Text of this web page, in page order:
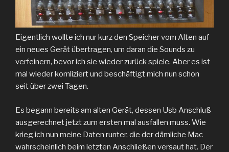
Eigentlich wollte ich nur kurz den Speicher vom Alten auf
ein neues Gerät übertragen, um daran die Sounds zu
verfeinern, bevor ich sie wieder zurück spiele. Aber es ist
mal wieder komliziert und beschäftigt mich nun schon
seit über zwei Tagen.
Es begann bereits am alten Gerät, dessen Usb Anschluß
ausgerechnet jetzt zum ersten mal ausfallen muss. Wie
krieg ich nun meine Daten runter, die der dämliche Mac
wahrscheinlich beim letzten Anschließen versaut hat. Der